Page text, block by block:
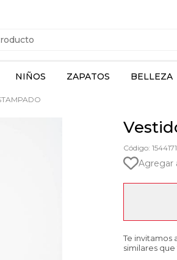
NIÑOS ZAPATOS BELLEZA
Código:
Agregar
Te invitamos
similares